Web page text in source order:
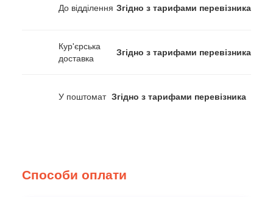
До відділення Згідно з тарифами перевізника
Кур'єрська
доставка
Згідно з тарифами перевізника
У поштомат Згідно з тарифами перевізника
Способи оплати